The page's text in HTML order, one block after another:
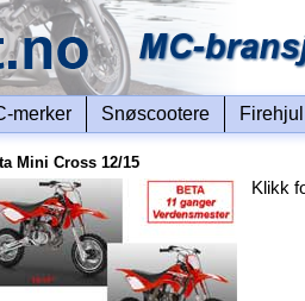
merker Snøscootere
Mini Cross 12/15
Klikk